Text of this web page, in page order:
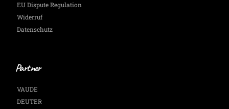
EU Dispute Regulation
Widerruf
Datenschutz
Partner
VAUDE
DEUTER